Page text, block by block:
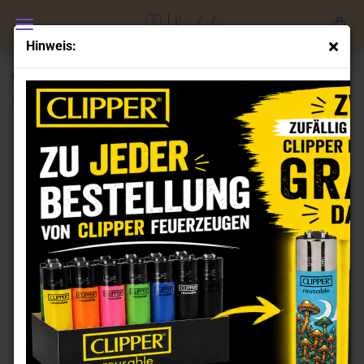
Hinweis:
Clipper Feuerzeuge Set Ataque
(Art.Nr.:CL100188)